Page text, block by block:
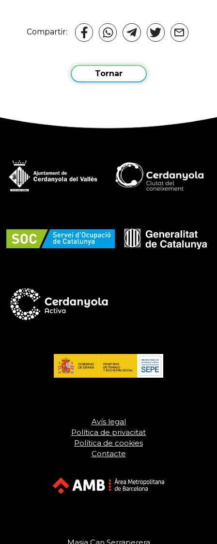
Compartir:
Tornar
Avís legal
Política de privacitat
Política de cookies
Contacte